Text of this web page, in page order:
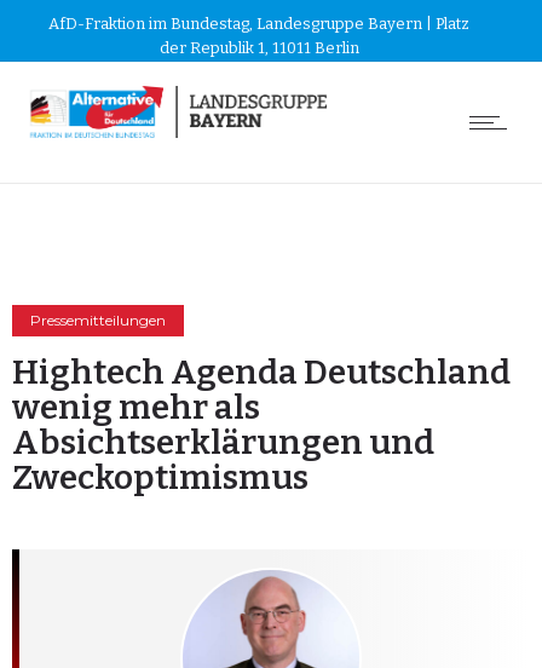
AfD-Fraktion im Bundestag, Landesgruppe Bayern | Platz
der Republik 1, 11011 Berlin
Pressemitteilungen
Hightech Agenda Deutschland
wenig mehr als
Absichtserklärungen und
Zweckoptimismus